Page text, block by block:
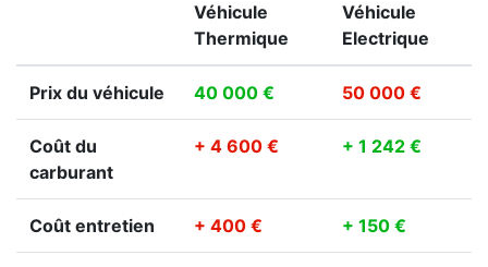
Véhicule
Thermique
Véhicule
Electrique
Prix du véhicule 40 000 € 50 000 €
Coût du
carburant
+ 4 600 € + 1 242 €
Coût entretien + 400 € + 150 €